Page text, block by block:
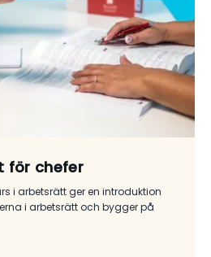
för chefer
i arbetsrätt ger en introduktion
i arbetsrätt och bygger på